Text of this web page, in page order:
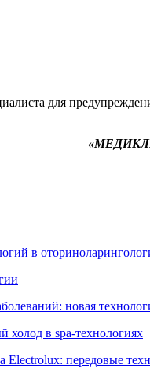
для
в
новая
в spa-технологиях
передовые